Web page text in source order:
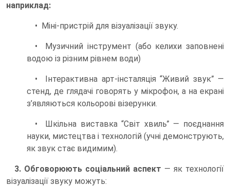
наприклад:
• Міні-пристрій для візуалізації звуку.
• Музичний інструмент (або келихи заповнені
водою із різним рівнем води)
• Інтерактивна арт-інсталяція “Живий звук” —
стенд, де глядачі говорять у мікрофон, а на екрані
з’являються кольорові візерунки.
• Шкільна виставка “Світ хвиль” — поєднання
науки, мистецтва і технологій (учні демонструють,
як звук стає видимим).
3. Обговорюють соціальний аспект — як технології
візуалізації звуку можуть: